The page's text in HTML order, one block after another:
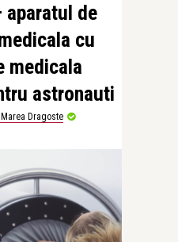
aparatul de
cu
medicala
astronauti
Dragoste